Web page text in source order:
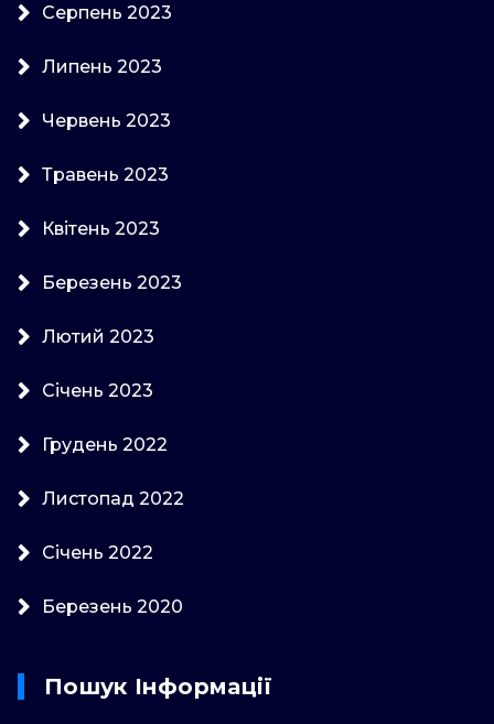
Серпень 2023
Липень 2023
Червень 2023
Травень 2023
Квітень 2023
Березень 2023
Лютий 2023
Січень 2023
Грудень 2022
Листопад 2022
Січень 2022
Березень 2020
Пошук Інформації